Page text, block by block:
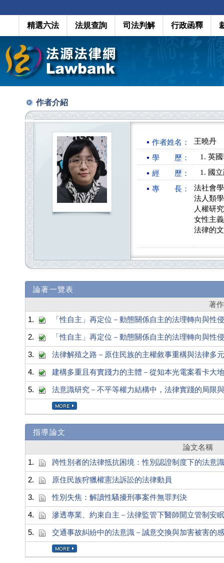
精選六法 法規查詢 司法判解 行政函釋
作者介紹
作者姓名： 王曉丹
學 歷： 英
經 歷： 國
專 長：
法社會學
法人類學
人權研究
女性主
法律的
論著一覽表
著
1.
「性自主」再定位－動態關係自主的法理轉向與性
2. 「性自主」再定位－動態關係自主的法理轉向與性
3. 法律解殖之路－原住民族的主權敘事重構與法律多
4. 建構多重且有實踐力的主體－從知本光電案看卡大
5. 法意識研究－不平等權力結構中，法律實踐的局限
指導論文
論文名稱
1.
跨性別者的法律抵抗困境：性別認證制度下的法意識
2. 原住民族狩獵權憲法訴訟的法律動員
3. 性別失焦：解讀性騷擾刑事案件無罪判決
4. 滲透專業、約束自主－法律監管下醫師開立管制安
5. 交通事故糾紛中的法意識－誠意交換與加害被害的